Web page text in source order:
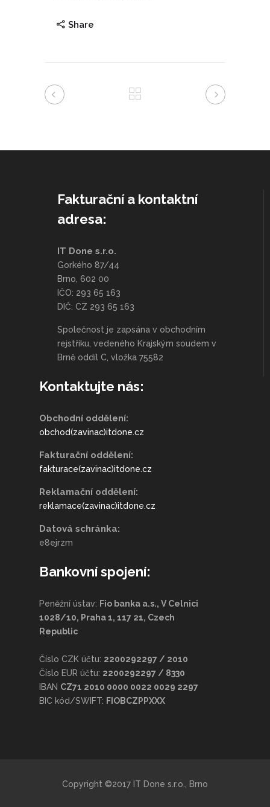
Share
Fakturační a kontaktní
adresa:
IT Done s.r.o.
Gorkého 87/44
Brno, 602 00
IČO: 293 65 163
DIČ: CZ 293 65 163
Společnost je zapsána v obchodním
rejstříku, vedeného Krajským soudem v
Brně oddíl C, vložka 75582
Kontaktujte nás:
Obchodní oddělení:
obchod(zavinac)itdone.cz
Fakturační oddělení:
fakturace(zavinac)itdone.cz
Reklamační oddělení:
reklamace(zavinac)itdone.cz
Datová schránka:
e8ejrzm
Bankovní spojení:
Peněžní ústav: Fio banka a.s., V Celnici
1028/10, Praha 1, 117 21, Czech
Republic
Číslo CZK účtu: 2200292297 / 2010
Číslo EUR účtu: 2200292297 / 8330
IBAN CZ71 2010 0000 0022 0029 2297
BIC kód/SWIFT: FIOBCZPPXXX
Copyright ©2017 IT Done s.r.o., Brno